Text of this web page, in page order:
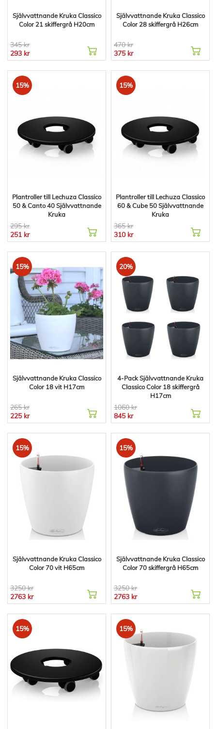
Självvattnande Kruka Classico
Color 21 skiffergrå H20cm
345 kr
293 kr
Självvattnande Kruka Classico
Color 28 skiffergrå H26cm
470 kr
375 kr
15%
Plantroller till Lechuza Classico
50 & Canto 40 Självvattnande
Kruka
295 kr
251 kr
15%
Plantroller till Lechuza Classico
60 & Cube 50 Självvattnande
Kruka
365 kr
310 kr
15%
Självvattnande Kruka Classico
Color 18 vit H17cm
265 kr
225 kr
20%
4-Pack Självvattnande Kruka
Classico Color 18 skiffergrå
H17cm
1060 kr
845 kr
15%
Självvattnande Kruka Classico
Color 70 vit H65cm
3250 kr
2763 kr
15%
Självvattnande Kruka Classico
Color 70 skiffergrå H65cm
3250 kr
2763 kr
15% 15%